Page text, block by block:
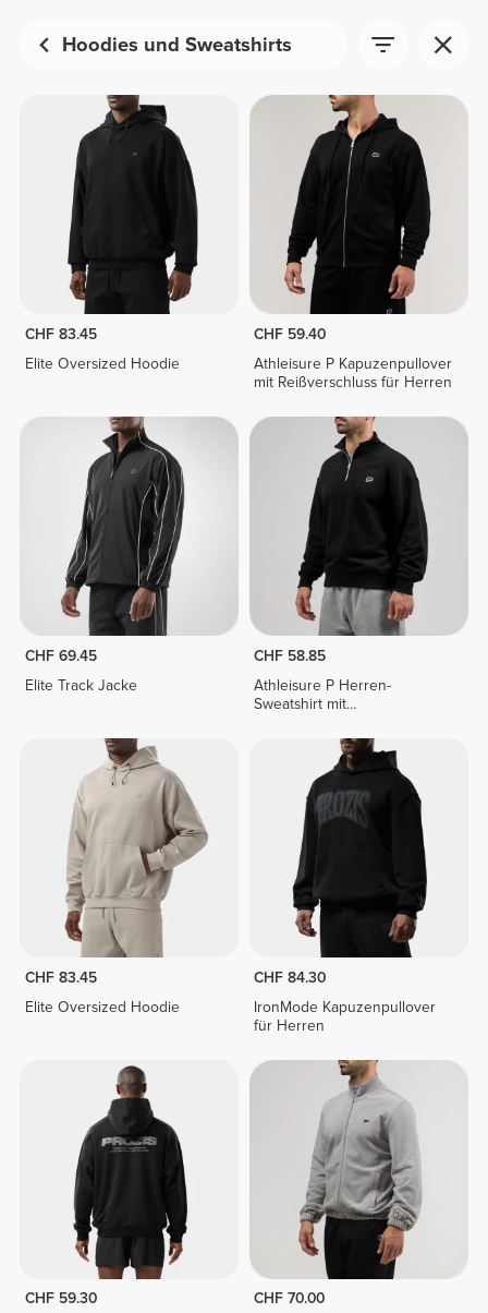
Hoodies und Sweatshirts
CHF 83.45
Elite Oversized Hoodie
CHF 59.40
Athleisure P Kapuzenpullover
mit Reißverschluss für Herren
CHF 69.45
Elite Track Jacke
CHF 58.85
Athleisure P Herren-
Sweatshirt mit
CHF 83.45
Elite Oversized Hoodie
CHF 84.30
IronMode Kapuzenpullover
für Herren
CHF 59.30
CHF 70.00